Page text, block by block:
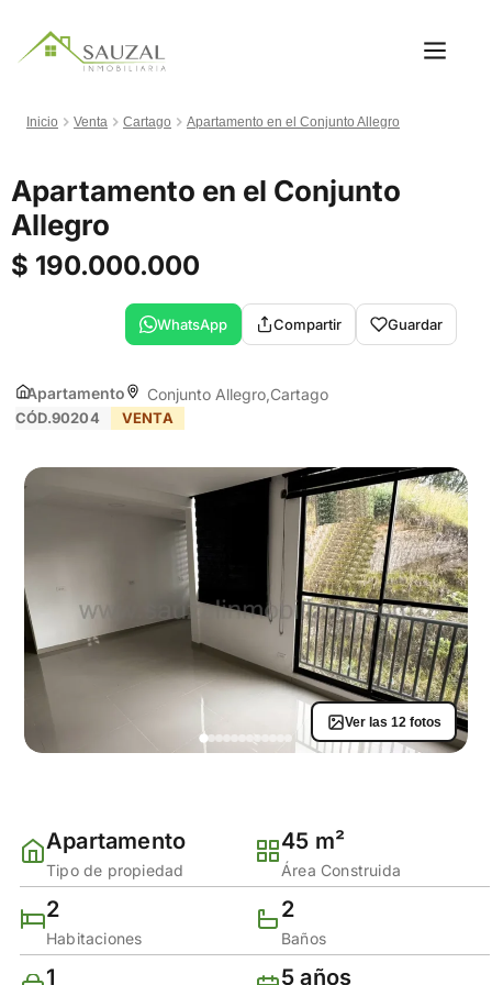
Inicio Venta Cartago Apartamento en el Conjunto Allegro
Apartamento en el Conjunto
Allegro
$ 190.000.000
WhatsApp Compartir Guardar
Apartamento Conjunto Allegro Cartago
CÓD.90204 VENTA
Ver las 12 fotos
Apartamento
Tipo de propiedad
45 m²
Área Construida
2
Habitaciones
2
Baños
1 5 años